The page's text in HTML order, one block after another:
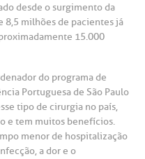
médico
desde o surgimento da
8,5 milhões de pacientes já
15.000
do programa de
Portuguesa de São Paulo
tipo de cirurgia no país,
e tem muitos benefícios.
menor de hospitalização
a dor e o